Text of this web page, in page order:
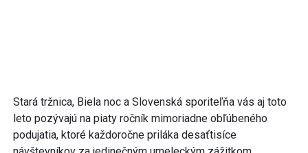
Stará tržnica, Biela noc a Slovenská sporiteľňa vás aj toto
leto pozývajú na piaty ročník mimoriadne obľúbeného
podujatia, ktoré každoročne priláka desaťtisíce